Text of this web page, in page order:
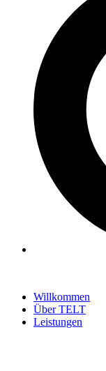
Willkommen
Über TELT
Leistungen